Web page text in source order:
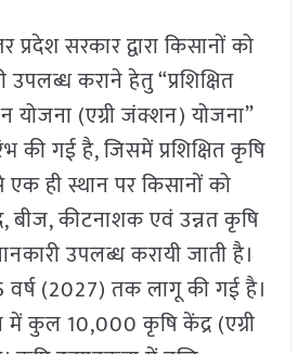
सरकार द्वारा किसानों को
कराने हेतु “प्रशिक्षित
योजना (एग्री जंक्शन) योजना”
की गई है, जिसमें प्रशिक्षित कृषि
ही स्थान पर किसानों को
बीज, कीटनाशक एवं उन्नत कृषि
उपलब्ध करायी जाती है।
वर्ष (2027) तक लागू की गई है।
में कुल 10,000 कृषि केंद्र (एग्री